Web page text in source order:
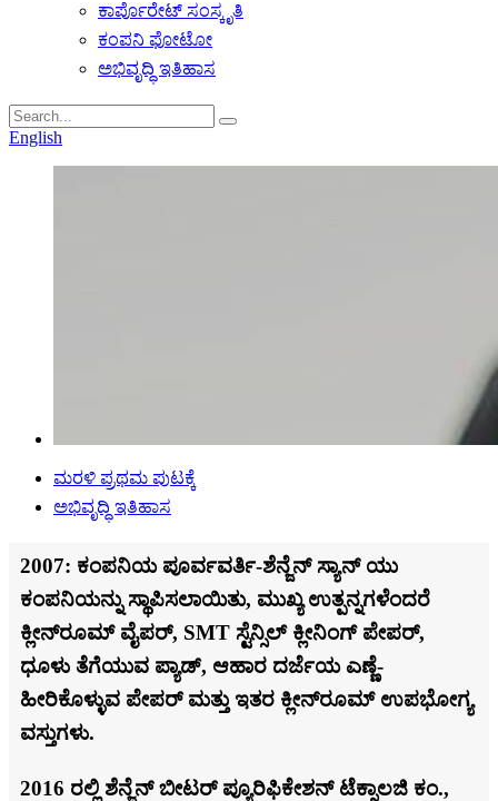
ಕಾರ್ಪೊರೇಟ್ ಸಂಸ್ಕೃತಿ
ಕಂಪನಿ ಫೋಟೋ
ಅಭಿವೃದ್ಧಿ ಇತಿಹಾಸ
English
ಮರಳಿ ಪ್ರಥಮ ಪುಟಕ್ಕೆ
ಅಭಿವೃದ್ಧಿ ಇತಿಹಾಸ
2007: ಕಂಪನಿಯ ಪೂರ್ವವರ್ತಿ-ಶೆನ್ಜೆನ್ ಸ್ಯಾನ್ ಯು
ಕಂಪನಿಯನ್ನು ಸ್ಥಾಪಿಸಲಾಯಿತು, ಮುಖ್ಯ ಉತ್ಪನ್ನಗಳೆಂದರೆ
ಕ್ಲೀನ್‌ರೂಮ್ ವೈಪರ್, SMT ಸ್ಟೆನ್ಸಿಲ್ ಕ್ಲೀನಿಂಗ್ ಪೇಪರ್,
ಧೂಳು ತೆಗೆಯುವ ಪ್ಯಾಡ್, ಆಹಾರ ದರ್ಜೆಯ ಎಣ್ಣೆ-
ಹೀರಿಕೊಳ್ಳುವ ಪೇಪರ್ ಮತ್ತು ಇತರ ಕ್ಲೀನ್‌ರೂಮ್ ಉಪಭೋಗ್ಯ
ವಸ್ತುಗಳು.
2016 ರಲ್ಲಿ ಶೆನ್ಜೆನ್ ಬೀಟರ್ ಪ್ಯೂರಿಫಿಕೇಶನ್ ಟೆಕ್ನಾಲಜಿ ಕಂ.,